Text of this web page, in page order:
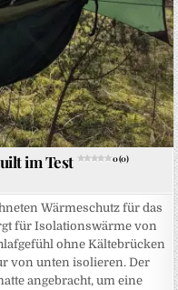
im Test 0 (0)
Wärmeschutz für das
für Isolationswärme von
ohne Kältebrücken
von unten isolieren. Der
angebracht, um eine